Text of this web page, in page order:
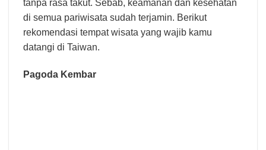
tanpa rasa takut. Sebab, keamanan dan kesehatan
di semua pariwisata sudah terjamin. Berikut
rekomendasi tempat wisata yang wajib kamu
datangi di Taiwan.
Pagoda Kembar